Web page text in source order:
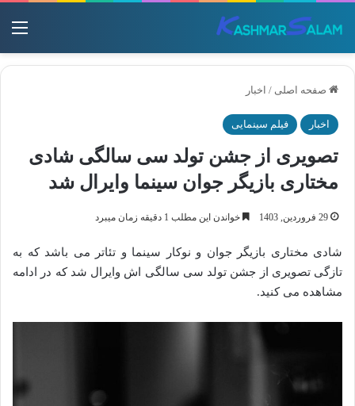
صفحه اصلی / اخبار
اخبار فیلم سینمایی
تصویری از جشن تولد سی سالگی شادی
مختاری بازیگر جوان سینما وایرال شد
29 فروردین, 1403 خواندن این مطلب 1 دقیقه زمان میبرد
شادی مختاری بازیگر جوان و نوکار سینما و تئاتر می باشد که به
تازگی تصویری از جشن تولد سی سالگی اش وایرال شد که در ادامه
مشاهده می کنید.